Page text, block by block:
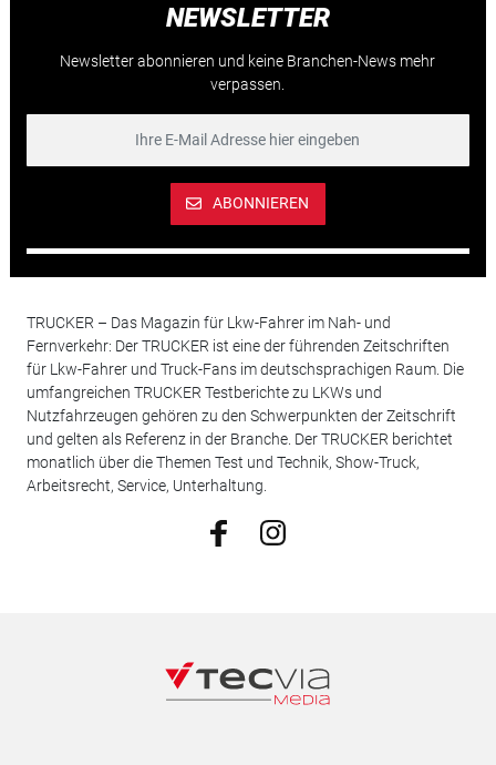
NEWSLETTER
Newsletter abonnieren und keine Branchen-News mehr
verpassen.
ABONNIEREN
TRUCKER – Das Magazin für Lkw-Fahrer im Nah- und
Fernverkehr: Der TRUCKER ist eine der führenden Zeitschriften
für Lkw-Fahrer und Truck-Fans im deutschsprachigen Raum. Die
umfangreichen TRUCKER Testberichte zu LKWs und
Nutzfahrzeugen gehören zu den Schwerpunkten der Zeitschrift
und gelten als Referenz in der Branche. Der TRUCKER berichtet
monatlich über die Themen Test und Technik, Show-Truck,
Arbeitsrecht, Service, Unterhaltung.